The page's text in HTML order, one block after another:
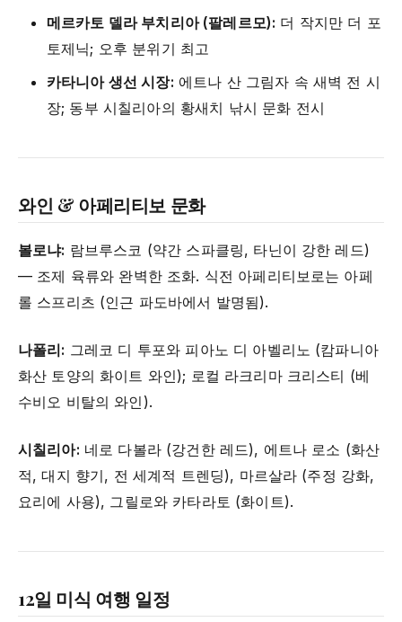
메르카토 델라 부치리아 (팔레르모): 더 작지만 더 포
토제닉; 오후 분위기 최고
카타니아 생선 시장: 에트나 산 그림자 속 새벽 전 시
장; 동부 시칠리아의 황새치 낚시 문화 전시
와인 & 아페리티보 문화
볼로냐: 람브루스코 (약간 스파클링, 타닌이 강한 레드)
— 조제 육류와 완벽한 조화. 식전 아페리티보로는 아페
롤 스프리츠 (인근 파도바에서 발명됨).
나폴리: 그레코 디 투포와 피아노 디 아벨리노 (캄파니아
화산 토양의 화이트 와인); 로컬 라크리마 크리스티 (베
수비오 비탈의 와인).
시칠리아: 네로 다볼라 (강건한 레드), 에트나 로소 (화산
적, 대지 향기, 전 세계적 트렌딩), 마르살라 (주정 강화,
요리에 사용), 그릴로와 카타라토 (화이트).
12일 미식 여행 일정